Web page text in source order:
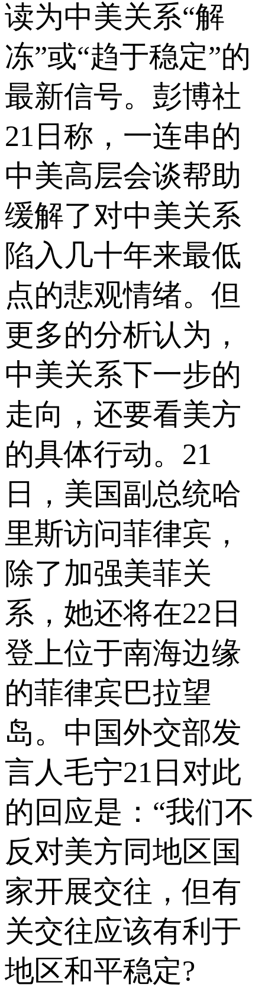
读为中美关系“解
冻”或“趋于稳定”的
最新信号。彭博社
21日称，一连串的
中美高层会谈帮助
缓解了对中美关系
陷入几十年来最低
点的悲观情绪。但
更多的分析认为，
中美关系下一步的
走向，还要看美方
的具体行动。21
日，美国副总统哈
里斯访问菲律宾，
除了加强美菲关
系，她还将在22日
登上位于南海边缘
的菲律宾巴拉望
岛。中国外交部发
言人毛宁21日对此
的回应是：“我们不
反对美方同地区国
家开展交往，但有
关交往应该有利于
地区和平稳定?